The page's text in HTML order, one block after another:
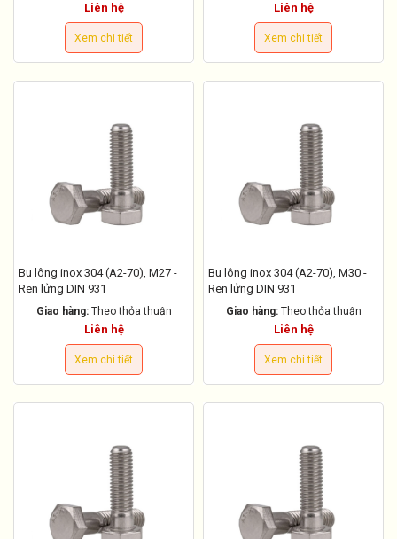
Liên hệ
Xem chi tiết
Liên hệ
Xem chi tiết
Bu lông inox 304 (A2-70), M27 -
Ren lửng DIN 931
Giao hàng: Theo thỏa thuận
Liên hệ
Xem chi tiết
Bu lông inox 304 (A2-70), M30 -
Ren lửng DIN 931
Giao hàng: Theo thỏa thuận
Liên hệ
Xem chi tiết